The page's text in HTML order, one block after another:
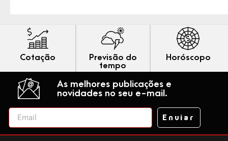
Cotação
Previsão do
tempo
Horóscopo
As melhores publicações e
novidades no seu e-mail.
Enviar